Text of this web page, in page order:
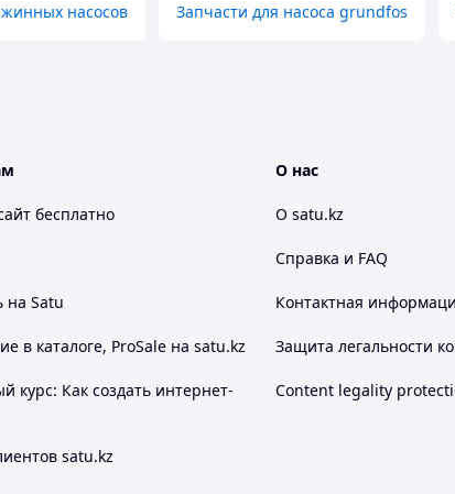
насосов Запчасти для насоса grundfos
бесплатно
на Satu
в каталоге, ProSale на satu.kz
курс: Как создать интернет-
satu.kz
О нас
О satu.kz
Справка и FAQ
Контактная
Защита легальности
Content legality